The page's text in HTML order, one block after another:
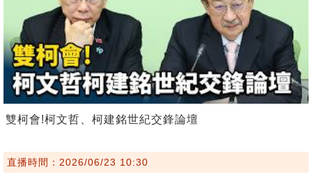
雙柯會!柯文哲、柯建銘世紀交鋒論壇
直播時間：2026/06/23 10:30